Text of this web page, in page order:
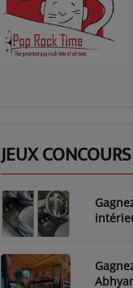
JEUX CONCOURS